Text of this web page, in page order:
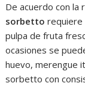
De acuerdo con la
sorbetto requiere
pulpa de fruta
ocasiones se
huevo, merengue
sorbetto con